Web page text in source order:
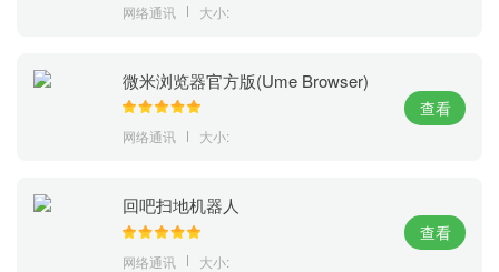
网络通讯 大小:
微米浏览器官方版(Ume Browser)
网络通讯 大小:
查看
回吧扫地机器人
网络通讯 大小:
查看